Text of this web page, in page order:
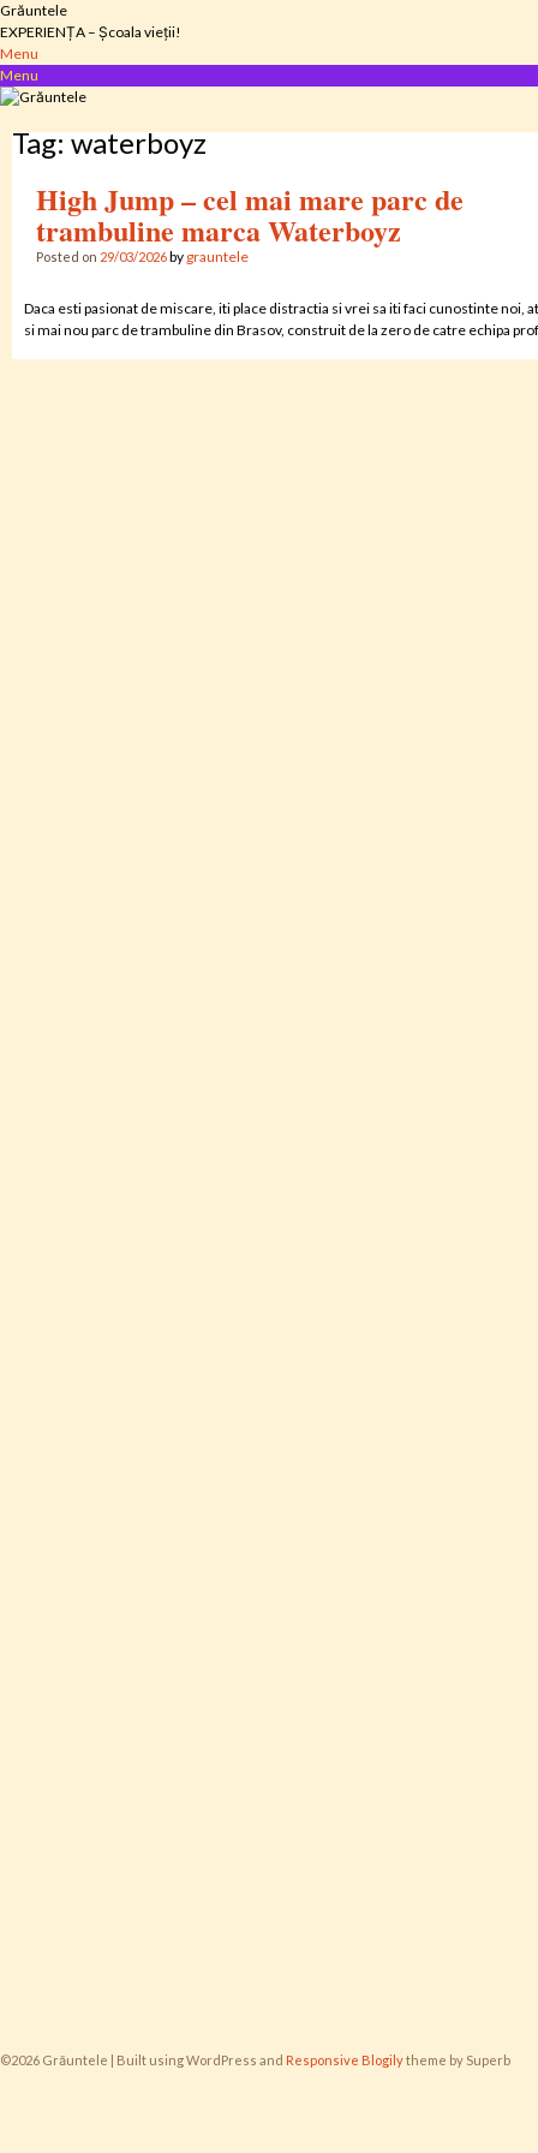
Skip
to
content
Grăuntele
EXPERIENȚA – Școala vieții!
Menu
Menu
Tag:waterboyz
High Jump – cel mai mare parc de
trambuline marca Waterboyz
Posted on 29/03/2026by grauntele
Daca esti pasionat de miscare, iti place distractia si vrei sa iti faci cunostinte
si mai nou parc de trambuline din Brasov, construit de la zero de catre echipa
©2026 Grăuntele | Built using WordPress and Responsive Blogilytheme by Superb